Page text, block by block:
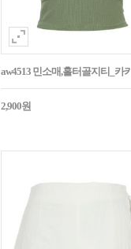
aw4513 민소매,홀터골지티_카키
2,900원